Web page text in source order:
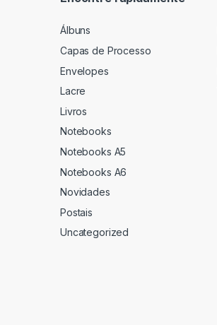
Álbuns
Capas de Processo
Envelopes
Lacre
Livros
Notebooks
Notebooks A5
Notebooks A6
Novidades
Postais
Uncategorized